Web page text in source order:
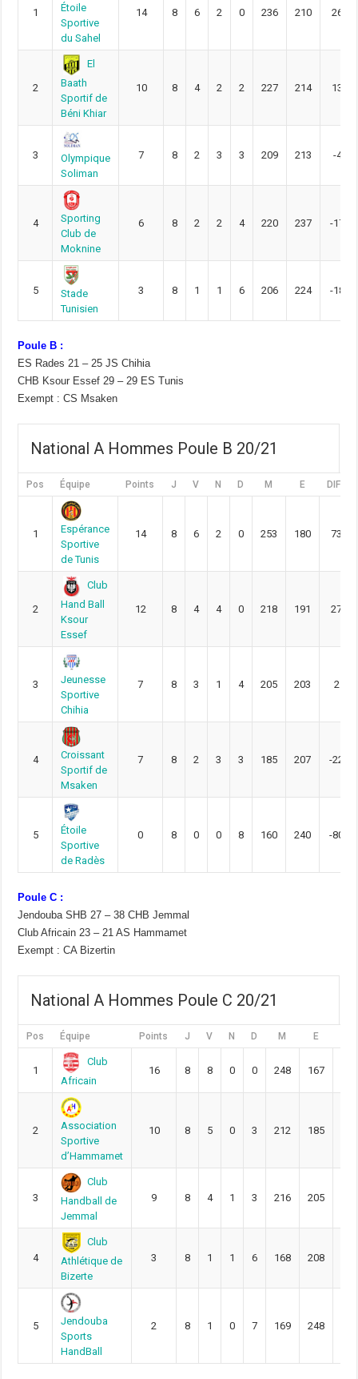
1
Étoile
Sportive
du Sahel
14 8 6 2 0 236 210 26
2
El
Baath
Sportif de
Béni Khiar
10 8 4 2 2 227 214 13
3
Olympique
Soliman
7 8 2 3 3 209 213 -4
4
Sporting
Club de
Moknine
6 8 2 2 4 220 237 -17
5
Stade
Tunisien
3 8 1 1 6 206 224 -18
Poule B :
ES Rades 21 – 25 JS Chihia
CHB Ksour Essef 29 – 29 ES Tunis
Exempt : CS Msaken
National A Hommes Poule B 20/21
Pos Équipe Points J V N D M E DIFF
1
Espérance
Sportive
de Tunis
14 8 6 2 0 253 180 73
2
Club
Hand Ball
Ksour
Essef
12 8 4 4 0 218 191 27
3
Jeunesse
Sportive
Chihia
7 8 3 1 4 205 203 2
4
Croissant
Sportif de
Msaken
7 8 2 3 3 185 207 -22
5
Étoile
Sportive
de Radès
0 8 0 0 8 160 240 -80
Poule C :
Jendouba SHB 27 – 38 CHB Jemmal
Club Africain 23 – 21 AS Hammamet
Exempt : CA Bizertin
National A Hommes Poule C 20/21
Pos Équipe Points J V N D M E
1
Club
Africain
16 8 8 0 0 248 167
2
Association
Sportive
d’Hammamet
10 8 5 0 3 212 185
3
Club
Handball de
Jemmal
9 8 4 1 3 216 205
4
Club
Athlétique de
Bizerte
3 8 1 1 6 168 208
5
Jendouba
Sports
HandBall
2 8 1 0 7 169 248